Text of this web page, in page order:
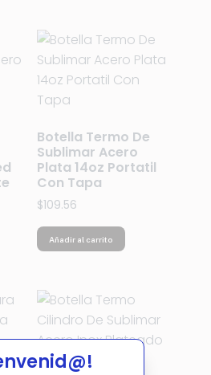
Botella Termo De
Sublimar Acero
Plata 14oz Portatil
Con Tapa
$109.56
Añadir al carrito